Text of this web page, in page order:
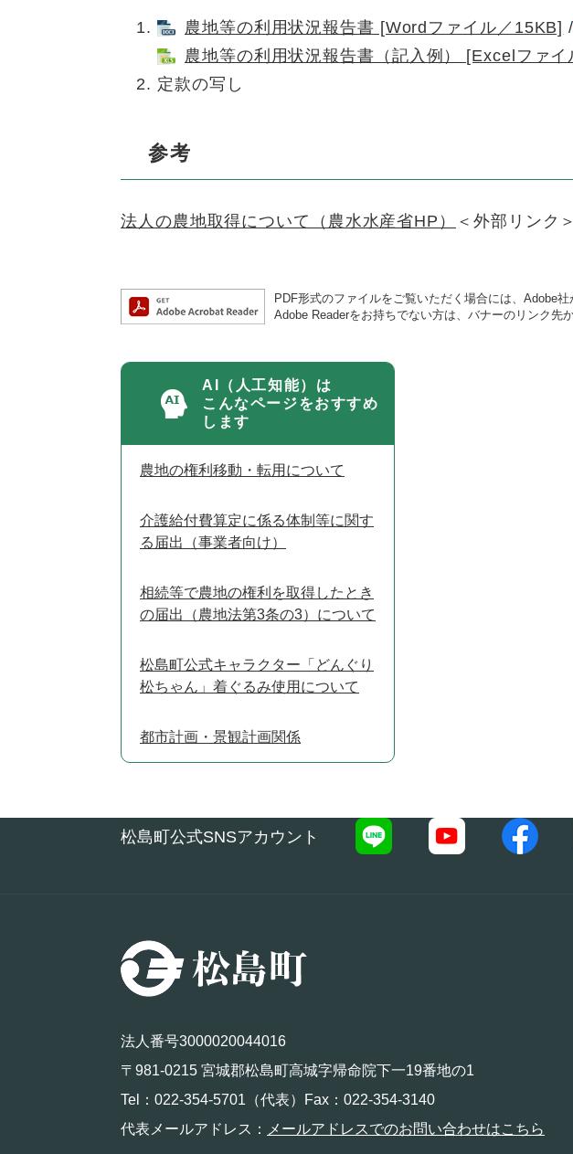
農地等の利用状況報告書 [Wordファイル／15KB]
農地等の利用状況報告書（記入例） [Excelファイ
定款の写し
参考
法人の農地取得について（農水水産省HP） ＜外部リンク＞
PDF形式のファイルをご覧いただく場合には、Adobe社
Adobe Readerをお持ちでない方は、バナーのリンク先
AI（人工知能）は
こんなページをおすすめ
します
農地の権利移動・転用について
介護給付費算定に係る体制等に関す
る届出（事業者向け）
相続等で農地の権利を取得したとき
の届出（農地法第3条の3）について
松島町公式キャラクター「どんぐり
松ちゃん」着ぐるみ使用について
都市計画・景観計画関係
松島町公式SNSアカウント
法人番号3000020044016
〒981-0215 宮城郡松島町高城字帰命院下一19番地の1
Tel：022-354-5701（代表）Fax：022-354-3140
代表メールアドレス：
メールアドレスでのお問い合わせはこちら